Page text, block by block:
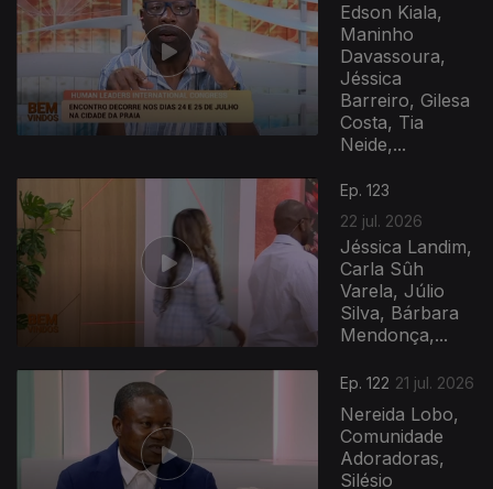
Edson Kiala,
Maninho
Davassoura,
Jéssica
Barreiro, Gilesa
Costa, Tia
Neide,...
Ep. 123
22 jul. 2026
Jéssica Landim,
Carla Sûh
Varela, Júlio
Silva, Bárbara
Mendonça,...
Ep. 122 21 jul. 2026
Nereida Lobo,
Comunidade
Adoradoras,
Silésio